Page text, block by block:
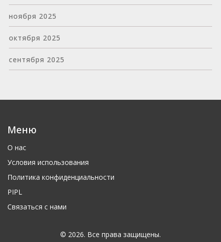
ноября 2025
октября 2025
сентября 2025
Меню
О нас
Условия использования
Политика конфиденциальности
PIPL
Связаться с нами
© 2026. Все права защищены.